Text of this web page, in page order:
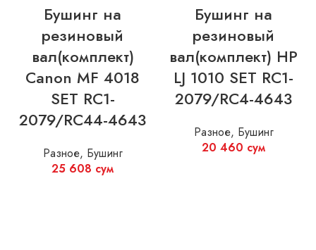
Бушинг на
резиновый
вал(комплект)
Canon MF 4018
SET RC1-
2079/RC44-4643
Разное, Бушинг
25 608 сум
Бушинг на
резиновый
вал(комплект) HP
LJ 1010 SET RC1-
2079/RC4-4643
Разное, Бушинг
20 460 сум